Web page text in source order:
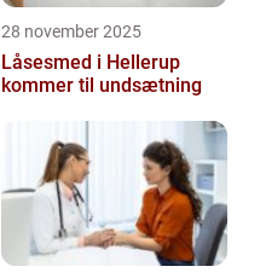
28 november 2025
Låsesmed i Hellerup
kommer til undsætning